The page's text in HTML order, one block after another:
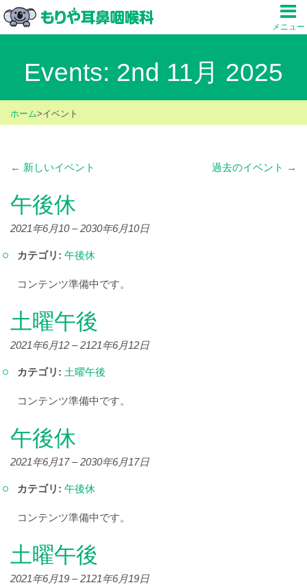
メニュー
Events: 2nd 11月 2025
ホーム>イベント
過去のイベント →
← 新しいイベント
午後休
2021年6月10–2030年6月10日
カテゴリ: 午後休
コンテンツ準備中です。
土曜午後
2021年6月12 –2121年6月12日
カテゴリ: 土曜午後
コンテンツ準備中です。
午後休
2021年6月17–2030年6月17日
カテゴリ: 午後休
コンテンツ準備中です。
土曜午後
2021年6月19 –2121年6月19日